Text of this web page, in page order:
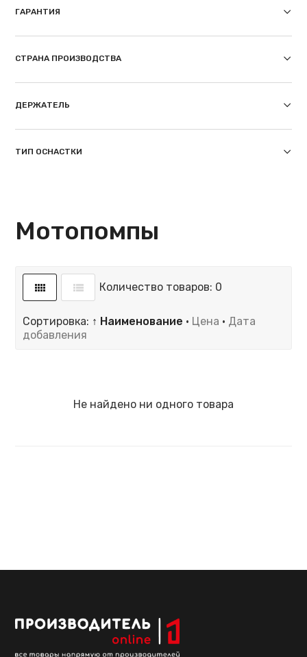
ГАРАНТИЯ
СТРАНА ПРОИЗВОДСТВА
ДЕРЖАТЕЛЬ
ТИП ОСНАСТКИ
Мотопомпы
Количество товаров: 0
Сортировка: ↑ Наименование · Цена · Дата
добавления
Не найдено ни одного товара